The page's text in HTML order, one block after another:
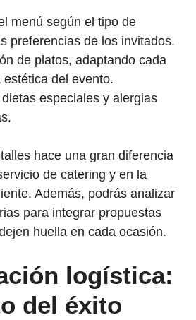
menú según el tipo de
preferencias de los invitados.
de platos, adaptando cada
estética del evento.
especiales y alergias
hace una gran diferencia
de catering y en la
Además, podrás analizar
para integrar propuestas
huella en cada ocasión.
logística:
del éxito